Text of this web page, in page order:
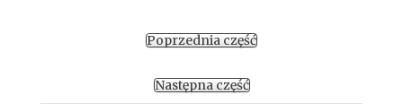
Poprzednia część
Następna część